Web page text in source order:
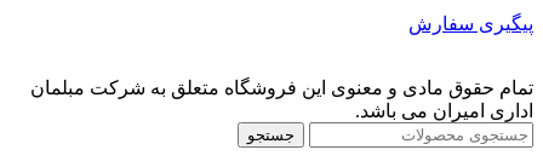
پیگیری سفارش
تمام حقوق مادی و معنوی این فروشگاه متعلق به شرکت مبلمان
اداری امیران می باشد.
جستجو